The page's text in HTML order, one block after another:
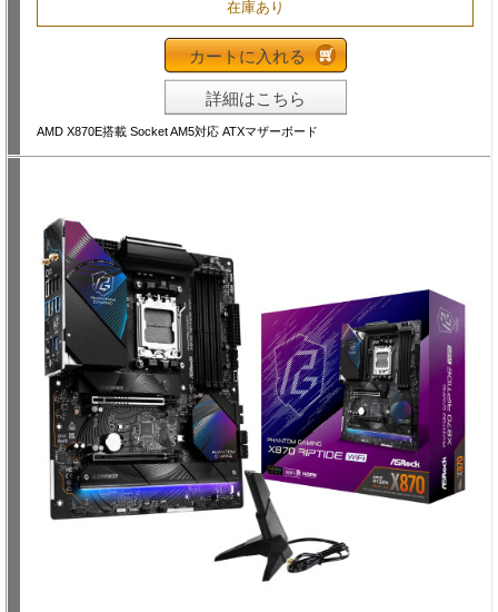
在庫あり
カートに入れる
詳細はこちら
AMD X870E搭載 Socket AM5対応 ATXマザーボード